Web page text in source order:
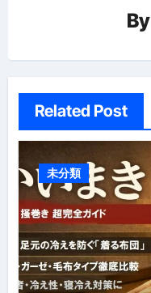
By
Related Post
未分類